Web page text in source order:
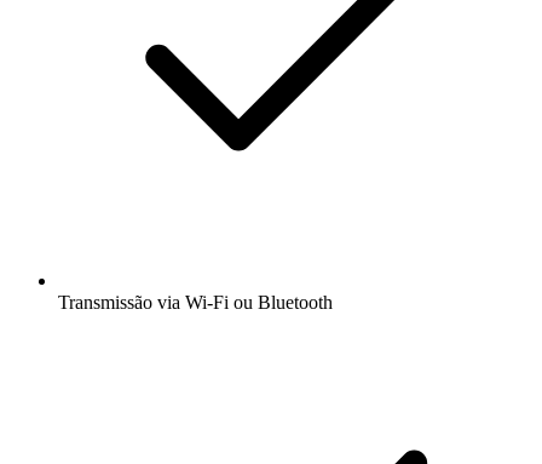
Transmissão via Wi-Fi ou Bluetooth